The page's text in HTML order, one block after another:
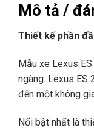
Mô tả /
Thiết kế phần
Mẫu xe Lexus
ngàng. Lexus ES
đến một không
Nổi bật nhất là